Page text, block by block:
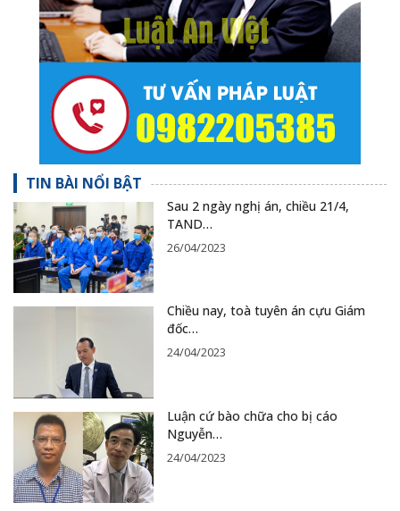
TIN BÀI NỔI BẬT
Sau 2 ngày nghị án, chiều 21/4,
TAND…
26/04/2023
Chiều nay, toà tuyên án cựu Giám
đốc…
24/04/2023
Luận cứ bào chữa cho bị cáo
Nguyễn…
24/04/2023